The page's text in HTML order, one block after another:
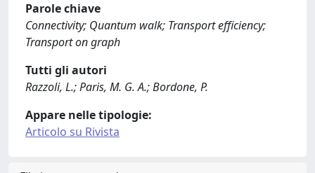
Parole chiave
Connectivity; Quantum walk; Transport efficiency;
Transport on graph
Tutti gli autori
Razzoli, L.; Paris, M. G. A.; Bordone, P.
Appare nelle tipologie:
Articolo su Rivista